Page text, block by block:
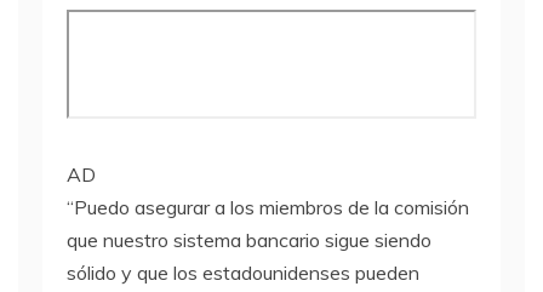
AD
“Puedo asegurar a los miembros de la comisión
que nuestro sistema bancario sigue siendo
sólido y que los estadounidenses pueden